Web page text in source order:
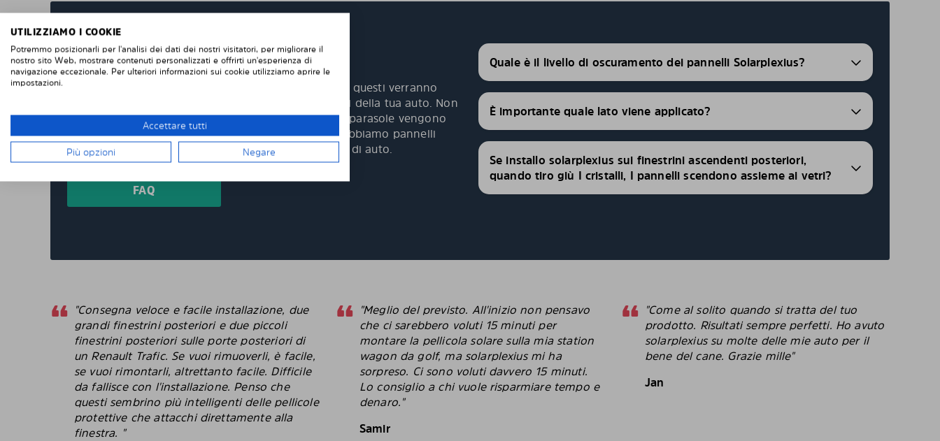
DOMANDE FREQUENTI
Quando ordini da noi i pannelli oscuranti pretagliati, questi verranno
prodotti appositamente per te e su misura per i vetri della tua auto. Non
devi tagliare o rifinire nulla da solo. I nostri pannelli parasole vengono
consegnati pretagliati con una vestibilità perfetta. Abbiamo pannelli
oscurati pretagliati per oltre 4500 differenti modelli di auto.
FAQ
Quale è il livello di oscuramento dei pannelli Solarplexius?
È importante quale lato viene applicato?
Se installo solarplexius sui finestrini ascendenti posteriori,
quando tiro giù I cristalli, I pannelli scendono assieme ai vetri?
"Consegna veloce e facile installazione, due
grandi finestrini posteriori e due piccoli
finestrini posteriori sulle porte posteriori di
un Renault Trafic. Se vuoi rimuoverli, è facile,
se vuoi rimontarli, altrettanto facile. Difficile
da fallisce con l'installazione. Penso che
questi sembrino più intelligenti delle pellicole
protettive che attacchi direttamente alla
finestra. "
"Meglio del previsto. All'inizio non pensavo
che ci sarebbero voluti 15 minuti per
montare la pellicola solare sulla mia station
wagon da golf, ma solarplexius mi ha
sorpreso. Ci sono voluti davvero 15 minuti.
Lo consiglio a chi vuole risparmiare tempo e
denaro."
Samir
"Come al solito quando si tratta del tuo
prodotto. Risultati sempre perfetti. Ho avuto
solarplexius su molte delle mie auto per il
bene del cane. Grazie mille"
Jan
UTILIZZIAMO I COOKIE
Potremmo posizionarli per l'analisi dei dati dei nostri visitatori, per migliorare il
nostro sito Web, mostrare contenuti personalizzati e offrirti un'esperienza di
navigazione eccezionale. Per ulteriori informazioni sui cookie utilizziamo aprire le
impostazioni.
Accettare tutti
Più opzioni Negare